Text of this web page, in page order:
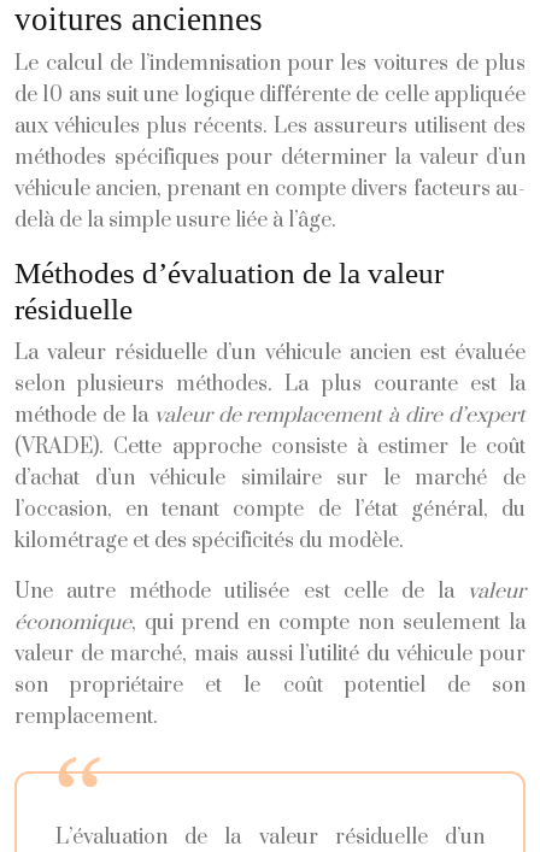
voitures anciennes
Le calcul de l’indemnisation pour les voitures de plus
de 10 ans suit une logique différente de celle appliquée
aux véhicules plus récents. Les assureurs utilisent des
méthodes spécifiques pour déterminer la valeur d’un
véhicule ancien, prenant en compte divers facteurs au-
delà de la simple usure liée à l’âge.
Méthodes d’évaluation de la valeur
résiduelle
La valeur résiduelle d’un véhicule ancien est évaluée
selon plusieurs méthodes. La plus courante est la
méthode de la valeur de remplacement à dire d’expert
(VRADE). Cette approche consiste à estimer le coût
d’achat d’un véhicule similaire sur le marché de
l’occasion, en tenant compte de l’état général, du
kilométrage et des spécificités du modèle.
Une autre méthode utilisée est celle de la valeur
économique, qui prend en compte non seulement la
valeur de marché, mais aussi l’utilité du véhicule pour
son propriétaire et le coût potentiel de son
remplacement.
L’évaluation de la valeur résiduelle d’un